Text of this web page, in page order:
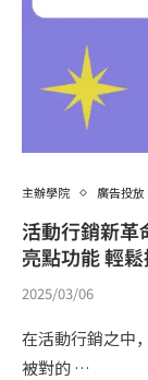
主辦學院 廣告投放
活動行銷新革
亮點功能 輕
2025/03/06
在活動行銷之中
被對的 …